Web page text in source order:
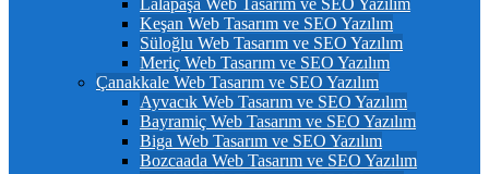
Lalapaşa Web Tasarım ve SEO Yazılım
Keşan Web Tasarım ve SEO Yazılım
Süloğlu Web Tasarım ve SEO Yazılım
Meriç Web Tasarım ve SEO Yazılım
Çanakkale Web Tasarım ve SEO Yazılım
Ayvacık Web Tasarım ve SEO Yazılım
Bayramiç Web Tasarım ve SEO Yazılım
Biga Web Tasarım ve SEO Yazılım
Bozcaada Web Tasarım ve SEO Yazılım